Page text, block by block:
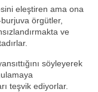
eleştiren ama ona
örgütler,
ve
söyleyerek
teşvik ediyorlar.